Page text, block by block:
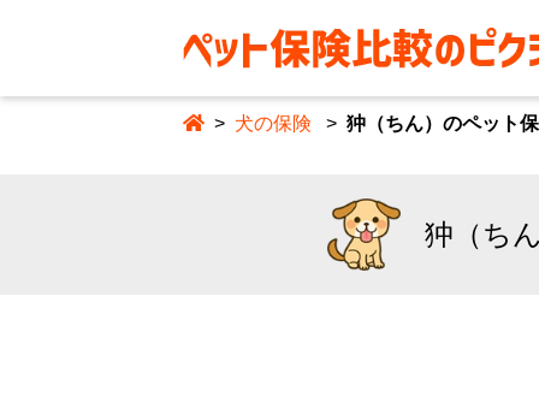
犬の保険 狆（ちん）のペット
狆（ち